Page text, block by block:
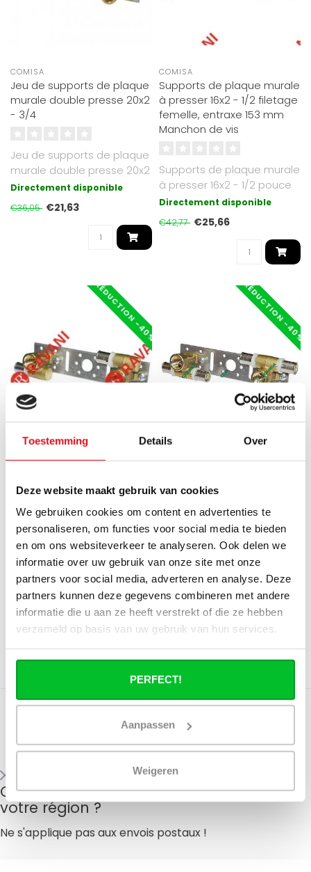
Toestemming Details Over
Deze website maakt gebruik van cookies
We gebruiken cookies om content en advertenties te
personaliseren, om functies voor social media te bieden
en om ons websiteverkeer te analyseren. Ook delen we
informatie over uw gebruik van onze site met onze
partners voor social media, adverteren en analyse. Deze
partners kunnen deze gegevens combineren met andere
informatie die u aan ze heeft verstrekt of die ze hebben
verzameld op basis van uw gebruik van hun services.
PERFECT!
Aanpassen
Weigeren
COMISA
Jeu de supports de plaque
murale double presse 20x2
- 3/4
Jeu de supports de plaque
murale double presse 20x2
- 3/4 inchUtilisation avec p..
Directement disponible
€36,05 €21,63
COMISA
Supports de plaque murale
à presser 16x2 - 1/2 filetage
femelle, entraxe 153 mm
Manchon de vis
Supports de plaque murale
à presser 16x2 - 1/2 pouce
Filetage intérieur, entra..
Directement disponible
€42,77 €25,66
RÉDUCTION -40%
COMISA
presse 20x2 - 1/2 filetage
femelle, entraxe 153 mm
Manchon de vis
Supports de plaque murale
à presser 20x2 - 1/2 pouce
Filetage intérieur, entra..
Directement disponible
€45,03 €27,02
RÉDUCTION -40%
COMISA
plaques murales 16x2 - 1/2 F
- 16x2 cœur à cœur 15.3
Supports spéciaux pour
plaques murales 16x2 - 1/2
pouceF - 16x2 cœur à cœur
..
Directement disponible
€46,59 €27,96
Quand le service de fret livre-t-il dans
votre région ?
Ne s'applique pas aux envois postaux !